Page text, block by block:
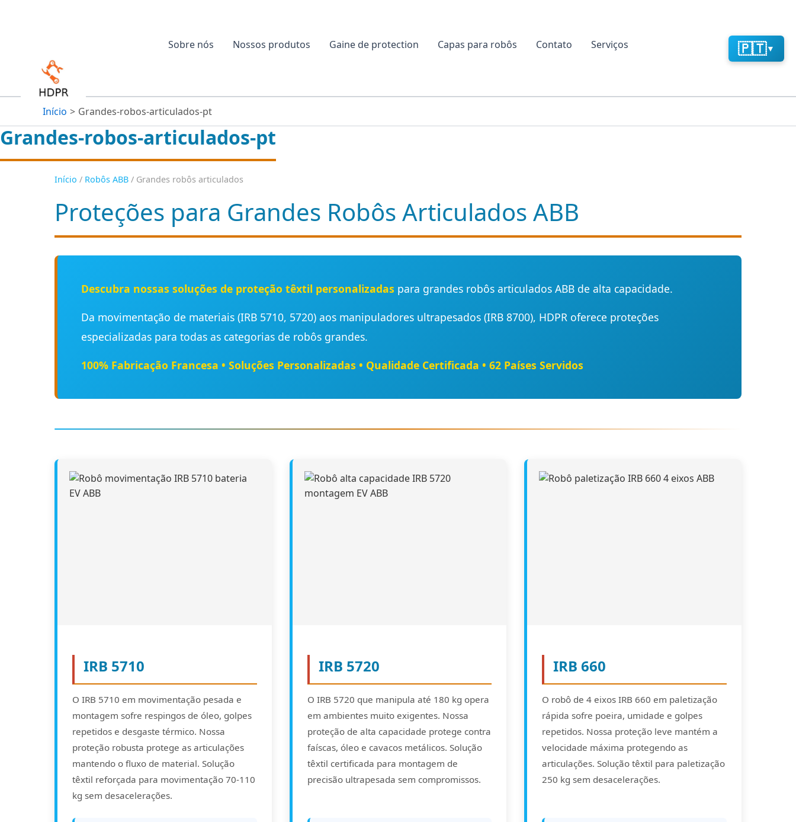
🇵🇹▼
Sobre nós Nossos produtos Gaine de protection Capas para robôs Contato Serviços
Início Grandes-robos-articulados-pt
Grandes-robos-articulados-pt
Início / Robôs ABB / Grandes robôs articulados
Proteções para Grandes Robôs Articulados ABB
Descubra nossas soluções de proteção têxtil personalizadas para grandes robôs articulados ABB de alta capacidade.
Da movimentação de materiais (IRB 5710, 5720) aos manipuladores ultrapesados (IRB 8700), HDPR oferece proteções
especializadas para todas as categorias de robôs grandes.
100% Fabricação Francesa • Soluções Personalizadas • Qualidade Certificada • 62 Países Servidos
IRB 5710
O IRB 5710 em movimentação pesada e
montagem sofre respingos de óleo, golpes
repetidos e desgaste térmico. Nossa
proteção robusta protege as articulações
mantendo o fluxo de material. Solução
têxtil reforçada para movimentação 70-110
kg sem desacelerações.
IRB 5720
O IRB 5720 que manipula até 180 kg opera
em ambientes muito exigentes. Nossa
proteção de alta capacidade protege contra
faíscas, óleo e cavacos metálicos. Solução
têxtil certificada para montagem de
precisão ultrapesada sem compromissos.
IRB 660
O robô de 4 eixos IRB 660 em paletização
rápida sofre poeira, umidade e golpes
repetidos. Nossa proteção leve mantém a
velocidade máxima protegendo as
articulações. Solução têxtil para paletização
250 kg sem desacelerações.